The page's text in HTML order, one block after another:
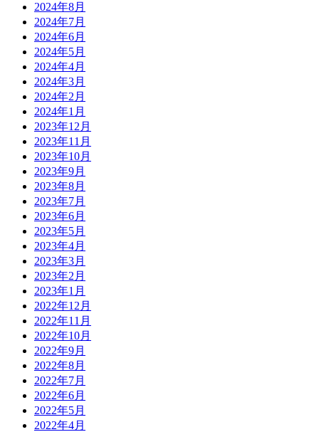
2024年8月
2024年7月
2024年6月
2024年5月
2024年4月
2024年3月
2024年2月
2024年1月
2023年12月
2023年11月
2023年10月
2023年9月
2023年8月
2023年7月
2023年6月
2023年5月
2023年4月
2023年3月
2023年2月
2023年1月
2022年12月
2022年11月
2022年10月
2022年9月
2022年8月
2022年7月
2022年6月
2022年5月
2022年4月